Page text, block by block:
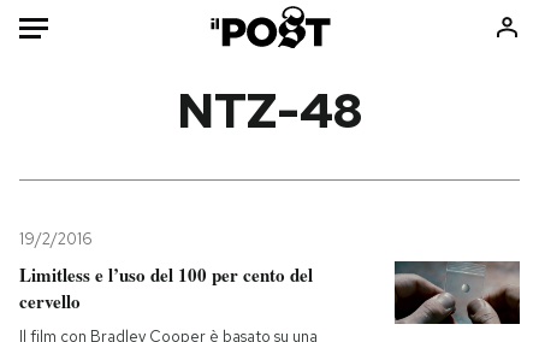
Mondo
Politica
Tecnologia
Consumismi
NTZ-48
19/2/2016
Limitless e l’uso del 100 per cento del
cervello
Il film con Bradley Cooper è basato su una